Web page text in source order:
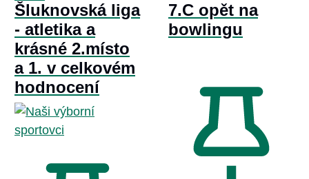
Šluknovská liga
- atletika a
krásné 2.místo
a 1. v celkovém
hodnocení
7.C opět na
bowlingu